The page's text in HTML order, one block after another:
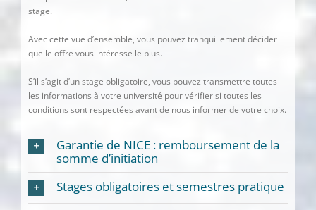
stage.
Avec cette vue d’ensemble, vous pouvez tranquillement décider
quelle offre vous intéresse le plus.
S’il s’agit d’un stage obligatoire, vous pouvez transmettre toutes
les informations à votre université pour vérifier si toutes les
conditions sont respectées avant de nous informer de votre choix.
Garantie de NICE : remboursement de la
somme d’initiation
Stages obligatoires et semestres pratique